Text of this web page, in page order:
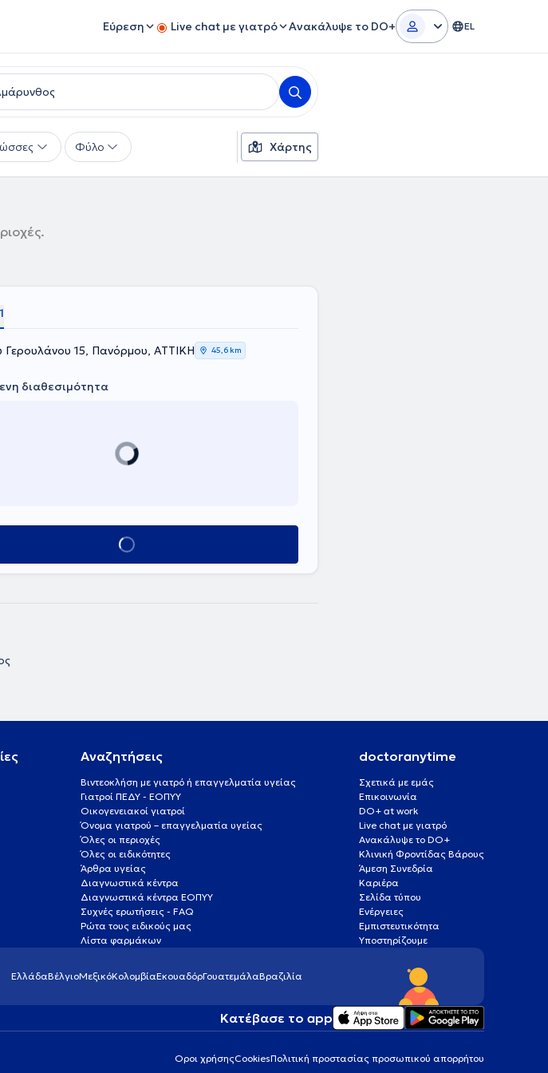
Εύρεση Live chat με γιατρό Ανακάλυψε το DO+ EL
Φύλο Χάρτης
Γερουλάνου 15, Πανόρμου, ΑΤΤΙΚΗ 45,6 km
διαθεσιμότητα
Κλείσε ραντεβού
Αναζητήσεις
Βιντεοκλήση με γιατρό ή επαγγελματία υγείας
Γιατροί ΠΕΔΥ - ΕΟΠΥΥ
Οικογενειακοί γιατροί
Όνομα γιατρού – επαγγελματία υγείας
Όλες οι περιοχές
Όλες οι ειδικότητες
Άρθρα υγείας
Διαγνωστικά κέντρα
Διαγνωστικά κέντρα ΕΟΠΥΥ
Συχνές ερωτήσεις - FAQ
Ρώτα τους ειδικούς μας
Λίστα φαρμάκων
doctoranytime
Σχετικά με εμάς
Επικοινωνία
DO+ at work
Live chat με γιατρό
Ανακάλυψε το DO+
Κλινική Φροντίδας Βάρους
Άμεση Συνεδρία
Καριέρα
Σελίδα τύπου
Ενέργειες
Εμπιστευτικότητα
Υποστηρίζουμε
ΕλλάδαΒέλγιοΜεξικόΚολομβίαΕκουαδόρΓουατεμάλαΒραζιλία
Κατέβασε το app
Οροι χρήσηςCookiesΠολιτική προστασίας προσωπικού απορρήτου